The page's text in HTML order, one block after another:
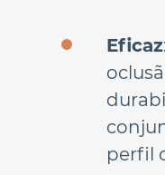
Eficaz
perfil